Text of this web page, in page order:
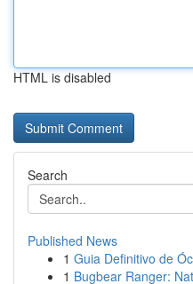
HTML is disabled
Search
Published News
1 Guia Definitivo de
1 Bugbear Ranger: